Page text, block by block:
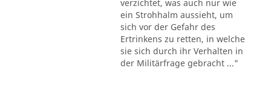
verzichtet, was auch nur wie
ein Strohhalm aussieht, um
sich vor der Gefahr des
Ertrinkens zu retten, in welche
sie sich durch ihr Verhalten in
der Militärfrage gebracht ..."